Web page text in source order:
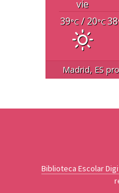
vie
39°C/ 20°C38
Madrid, ES
Biblioteca Escolar